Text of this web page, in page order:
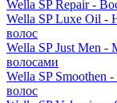
Wella SP Repair -
Wella SP Luxe Oil -
волос
Wella SP Just Men -
волосами
Wella SP Smoothen
волос